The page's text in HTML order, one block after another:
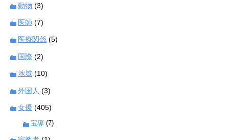
動物 (3)
医師 (7)
医療関係 (5)
国際 (2)
地域 (10)
外国人 (3)
女優 (405)
宝塚 (7)